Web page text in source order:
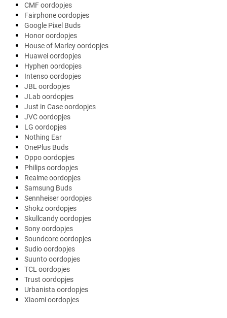
CMF oordopjes
Fairphone oordopjes
Google Pixel Buds
Honor oordopjes
House of Marley oordopjes
Huawei oordopjes
Hyphen oordopjes
Intenso oordopjes
JBL oordopjes
JLab oordopjes
Just in Case oordopjes
JVC oordopjes
LG oordopjes
Nothing Ear
OnePlus Buds
Oppo oordopjes
Philips oordopjes
Realme oordopjes
Samsung Buds
Sennheiser oordopjes
Shokz oordopjes
Skullcandy oordopjes
Sony oordopjes
Soundcore oordopjes
Sudio oordopjes
Suunto oordopjes
TCL oordopjes
Trust oordopjes
Urbanista oordopjes
Xiaomi oordopjes